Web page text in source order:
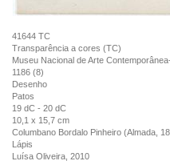
41644 TC
Transparência a cores (TC)
Museu Nacional de Arte
1186 (8)
Desenho
Patos
19 dC - 20 dC
10,1 x 15,7 cm
Columbano Bordalo Pinheiro (Almada,
Lápis
Luísa Oliveira, 2010